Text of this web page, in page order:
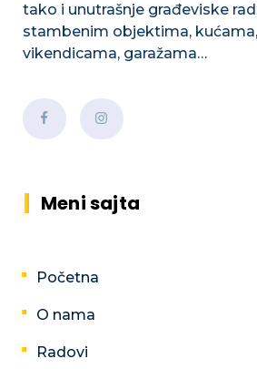
tako i unutrašnje građeviske
stambenim objektima, kućama,
vikendicama, garažama…
Meni sajta
Početna
O nama
Radovi